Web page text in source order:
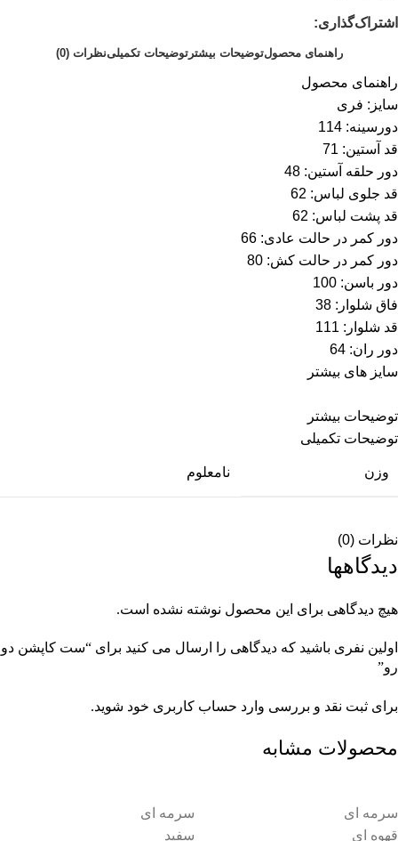
اشتراک‌گذاری:
راهنمای محصولتوضیحات بیشترتوضیحات تکمیلینظرات (0)
راهنمای محصول
سایز: فری
دورسینه: 114
قد آستین: 71
دور حلقه آستین: 48
قد جلوی لباس: 62
قد پشت لباس: 62
دور کمر در حالت عادی: 66
دور کمر در حالت کش: 80
دور باسن: 100
فاق شلوار: 38
قد شلوار: 111
دور ران: 64
سایز های بیشتر
توضیحات بیشتر
توضیحات تکمیلی
وزن نامعلوم
نظرات (0)
دیدگاهها
هیچ دیدگاهی برای این محصول نوشته نشده است.
اولین نفری باشید که دیدگاهی را ارسال می کنید برای “ست کاپشن دو
رو”
برای ثبت نقد و بررسی وارد حساب کاربری خود شوید.
محصولات مشابه
سرمه ای
قهوه ای
سرمه ای
سفید